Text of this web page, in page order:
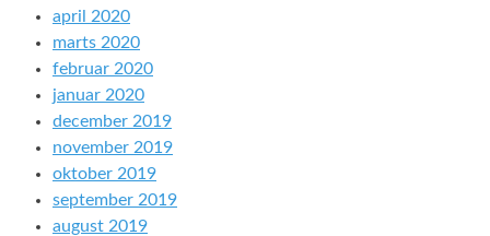
april 2020
marts 2020
februar 2020
januar 2020
december 2019
november 2019
oktober 2019
september 2019
august 2019